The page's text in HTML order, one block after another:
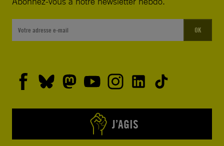
OK
J’AGIS